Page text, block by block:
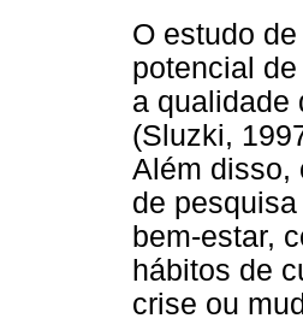
O estudo
potencial
a qualidade
(Sluzki,
Além disso,
de
bem-estar,
hábitos de
crise ou